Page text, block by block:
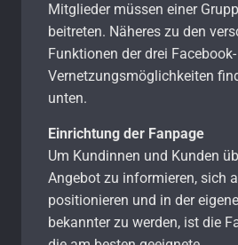
Mitglieder müssen einer
beitreten. Näheres zu den
Funktionen der drei Facebook-
Vernetzungsmöglichkeiten
unten.
Einrichtung der Fanpage
Um Kundinnen und Kunden
Angebot zu informieren, sich
positionieren und in der
bekannter zu werden, ist die